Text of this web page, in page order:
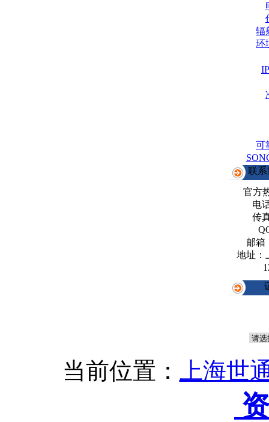
辐
环
可
联
官方
电
传
邮箱
地址：
当前位置： 上海世